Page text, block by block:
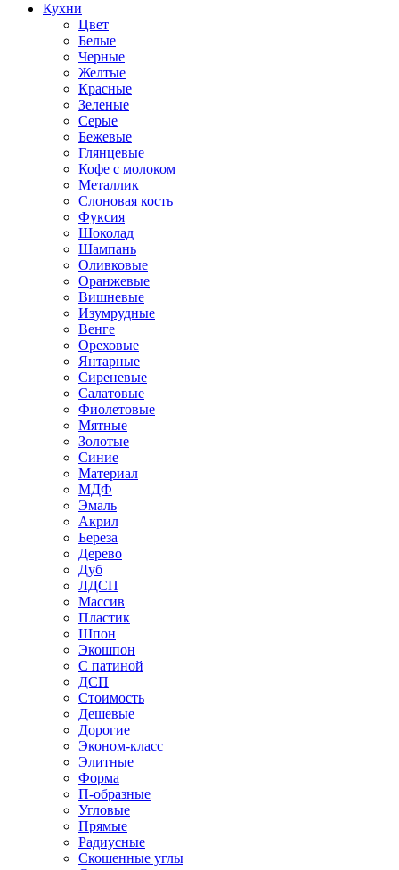
Кухни
Цвет
Белые
Черные
Желтые
Красные
Зеленые
Серые
Бежевые
Глянцевые
Кофе с молоком
Металлик
Слоновая кость
Фуксия
Шоколад
Шампань
Оливковые
Оранжевые
Вишневые
Изумрудные
Венге
Ореховые
Янтарные
Сиреневые
Салатовые
Фиолетовые
Мятные
Золотые
Синие
Материал
МДФ
Эмаль
Акрил
Береза
Дерево
Дуб
ЛДСП
Массив
Пластик
Шпон
Экошпон
С патиной
ДСП
Стоимость
Дешевые
Дорогие
Эконом-класс
Элитные
Форма
П-образные
Угловые
Прямые
Радиусные
Скошенные углы